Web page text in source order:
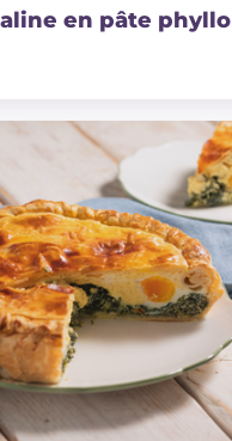
en pâte phyllo